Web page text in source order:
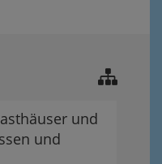
und
und